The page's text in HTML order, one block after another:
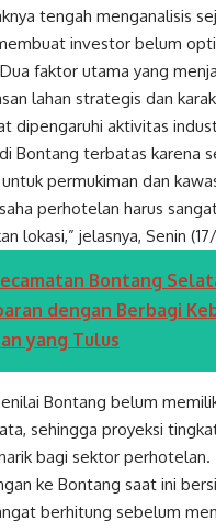
tengah menganalisis
investor belum
faktor utama yang
lahan strategis dan
dipengaruhi aktivitas
Bontang terbatas karena
permukiman dan
perhotelan harus
lokasi,” jelasnya, Senin
Bontang
dengan Berbagi
yang Tulus
Bontang belum
sehingga proyeksi
bagi sektor perhotelan.
ke Bontang saat ini
berhitung sebelum